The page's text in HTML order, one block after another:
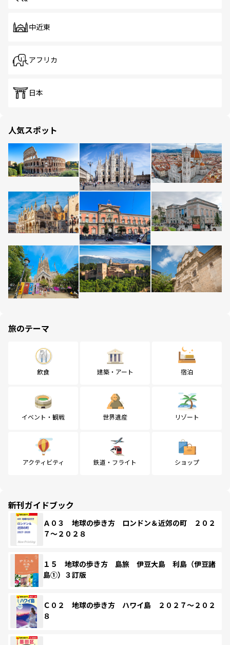
中近東
アフリカ
日本
人気スポット
旅のテーマ
飲食 建築・アート 宿泊
イベント・観戦 世界遺産 リゾート
アクティビティ 鉄道・フライト ショップ
新刊ガイドブック
Ａ０３ 地球の歩き方 ロンドン＆近郊の町 ２０２
７～２０２８
１５ 地球の歩き方 島旅 伊豆大島 利島（伊豆諸
島①）３訂版
Ｃ０２ 地球の歩き方 ハワイ島 ２０２７～２０２
８